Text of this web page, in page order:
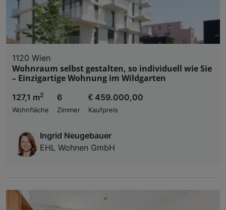
1120 Wien
Wohnraum selbst gestalten, so individuell wie Sie
– Einzigartige Wohnung im Wildgarten
127,1 m2
Wohnfläche
6
Zimmer
€ 459.000,00
Kaufpreis
Ingrid Neugebauer
EHL Wohnen GmbH